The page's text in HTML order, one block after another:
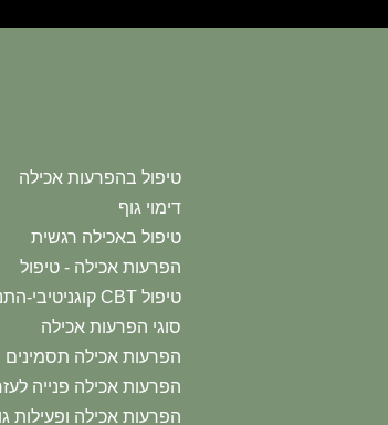
טיפול בהפרעות אכילה
דימוי גוף
טיפול באכילה רגשית
הפרעות אכילה - טיפול
טיפול CBT קוגניטיבי-התנהגותי
סוגי הפרעות אכילה
הפרעות אכילה תסמינים
הפרעות אכילה פנייה
הפרעות אכילה ופעילות